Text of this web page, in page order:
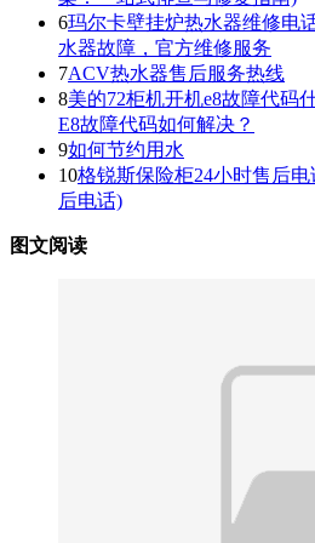
6玛尔卡壁挂炉热水器维修电
水器故障，官方维修服务
7ACV热水器售后服务热线
8美的72柜机开机e8故障代码
E8故障代码如何解决？
9如何节约用水
10格锐斯保险柜24小时售后
后电话)
图文阅读